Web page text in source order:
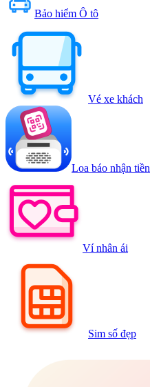
Bảo hiểm Ô tô
Vé xe khách
Loa báo nhận tiền
Ví nhân ái
Sim số đẹp